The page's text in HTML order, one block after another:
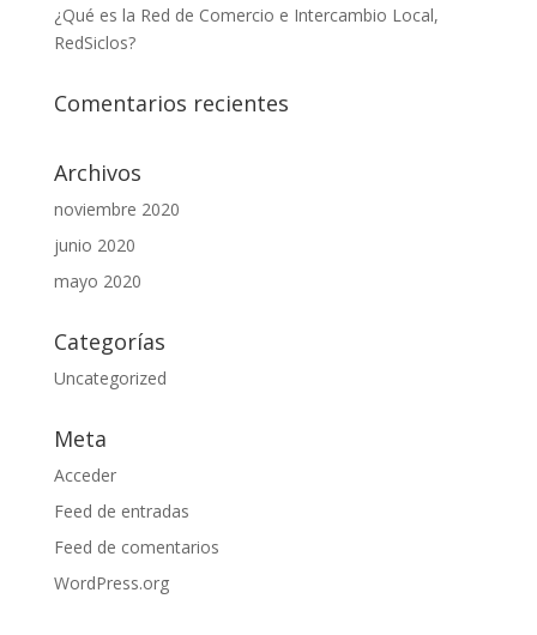
¿Qué es la Red de Comercio e Intercambio Local,
RedSiclos?
Comentarios recientes
Archivos
noviembre 2020
junio 2020
mayo 2020
Categorías
Uncategorized
Meta
Acceder
Feed de entradas
Feed de comentarios
WordPress.org